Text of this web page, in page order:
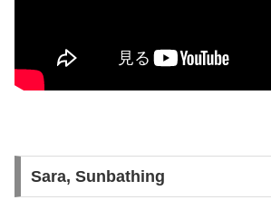
Sara, Sunbathing